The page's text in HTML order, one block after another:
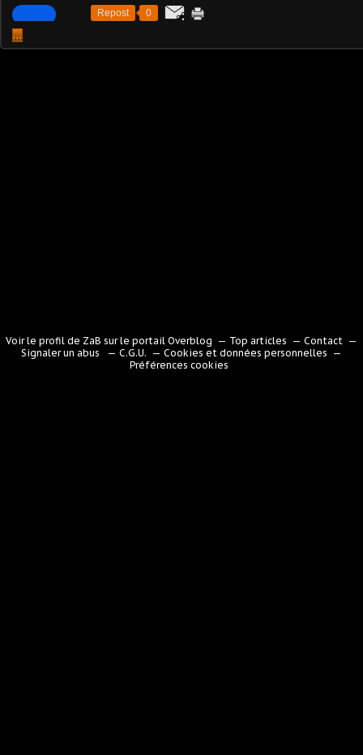
Repost 0
…
Voir le profil de ZaB sur le portail Overblog Top articles
Contact
Signaler un abus
C.G.U.
Cookies et données personnelles
Préférences cookies